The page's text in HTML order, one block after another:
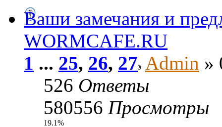
Ваши замечания и
WORMCAFE.RU
1 ... 25, 26, 27 Admin »
526 Ответы
580556 Просмотры
19.1%